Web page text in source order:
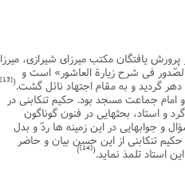
یافتگان مکتب میرزاى شیرازى، میرزا
فى شرح زیارة العاشور» است و
گردید و به مقام اجتهاد نائل گشت.(
[13]
جماعت مسجد بود. حکیم تنکابنى در
و استاد، بحثهایى در فنون گوناگون
جوابهایى در این زمینه ها ردّ و بدل
تنکابنى از این حسن بیان و حاضر
استاد تلمذ نماید.(
[14]
)